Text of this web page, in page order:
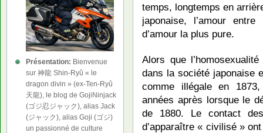
temps, longtemps en
japonaise, l’amour
d’amour la plus pure.
Alors que
dans la société japonaise
comme illégale en
années après lorsque le
de 1880. Le contact
d’apparaître « civilisé »
Présentation: Bienvenue
sur 神龍 Shin-Ryû « le
dragon divin » (ex-Ten-Ryû
天龍), le blog de GojiNinjack
(ゴジ忍ジャック), alias Jack
(ジャック), alias Goji (ゴジ)
un passionné de culture